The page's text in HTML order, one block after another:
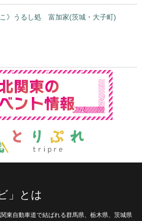
こ》うるし処 富加家(茨城・大子町)
」とは
東自動車道で結ばれる群馬県、栃木県、茨城県